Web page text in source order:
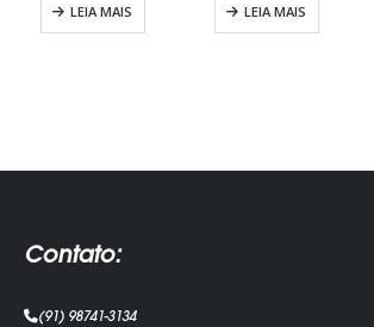
LEIA MAIS LEIA MAIS
Contato:
(91) 98741-3134